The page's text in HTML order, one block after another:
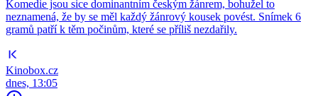
Komedie jsou sice dominantním českým žánrem, bohužel to
neznamená, že by se měl každý žánrový kousek povést. Snímek 6
gramů patří k těm počinům, které se příliš nezdařily.
Kinobox.cz
dnes, 13:05